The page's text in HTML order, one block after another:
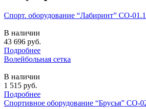
Спорт. оборудование “Лабиринт” СО-01.1
В наличии
43 696 руб.
Подробнее
Волейбольная сетка
В наличии
1 515 руб.
Подробнее
Спортивное оборудование “Брусья” СО-